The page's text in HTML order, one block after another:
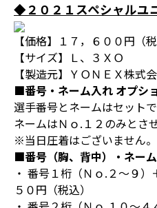
◆２０２１スペシャルユ
【価格】１７，６００円（税
【サイズ】Ｌ、３ＸＯ
【製造元】ＹＯＮＥＸ株式
■番号・ネーム入れ オプシ
選手番号とネームはセット
ネームはＮｏ.１２のみとさ
※当日圧着はございません。
■番号（胸、背中）・ネー
・ 番号１桁（Ｎｏ.２～９
５０円（税込）